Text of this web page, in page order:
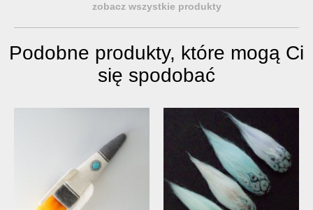
zobacz wszystkie produkty
Podobne produkty, które mogą Ci
się spodobać